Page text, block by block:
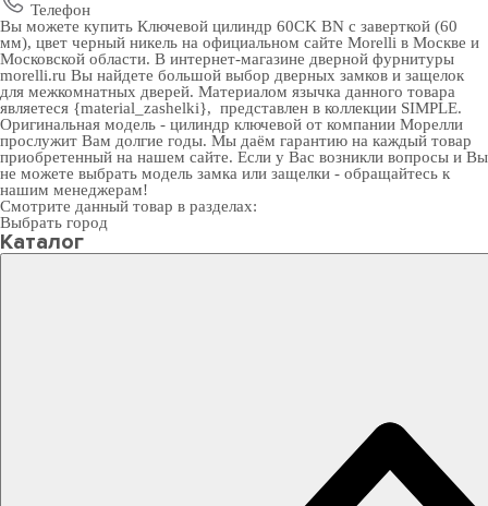
Телефон
Вы можете купить Ключевой цилиндр 60CK BN с заверткой (60
мм), цвет черный никель на официальном сайте Morelli в Москве и
Московской области. В интернет-магазине дверной фурнитуры
morelli.ru Вы найдете большой выбор дверных замков и защелок
для межкомнатных дверей. Материалом язычка данного товара
являетеся {material_zashelki}, представлен в коллекции SIMPLE.
Оригинальная модель - цилиндр ключевой от компании Морелли
прослужит Вам долгие годы. Мы даём гарантию на каждый товар
приобретенный на нашем сайте. Если у Вас возникли вопросы и Вы
не можете выбрать модель замка или защелки - обращайтесь к
нашим менеджерам!
Смотрите данный товар в разделах:
Выбрать город
Каталог